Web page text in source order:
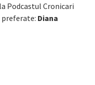
Podcastul Cronicari
Diana